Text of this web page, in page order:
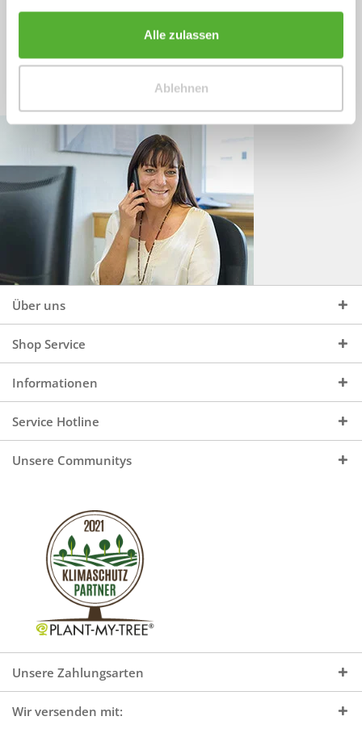
Alle zulassen
Ablehnen
+49 (0)4244 965 34 04
Mo - Do, 09:00 - 16:00 Uhr
und Fr, 09:00 - 13:00 Uhr
Über uns
Shop Service
Informationen
Service Hotline
Unsere Communitys
Unsere Zahlungsarten
Wir versenden mit: